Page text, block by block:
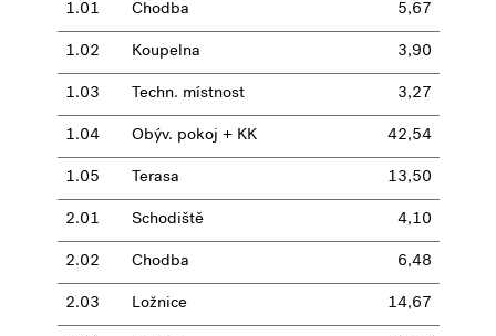
1.01 Chodba 5,67
1.02 Koupelna 3,90
1.03 Techn. místnost 3,27
1.04 Obýv. pokoj + KK 42,54
1.05 Terasa 13,50
2.01 Schodiště 4,10
2.02 Chodba 6,48
2.03 Ložnice 14,67